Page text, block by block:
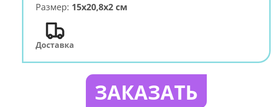
Размер: 15х20,8х2 см
Доставка
ЗАКАЗАТЬ